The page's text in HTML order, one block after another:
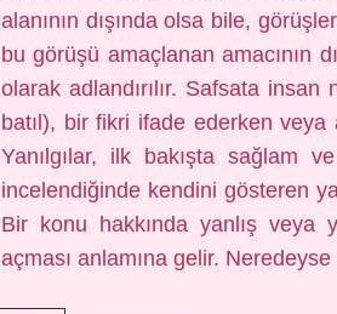
alanının dışında olsa bile,
bu görüşü amaçlanan amacının
olarak adlandırılır. Safsata insan
batıl), bir fikri ifade ederken veya
Yanılgılar, ilk bakışta sağlam
incelendiğinde kendini gösteren
Bir konu hakkında yanlış veya
açması anlamına gelir.